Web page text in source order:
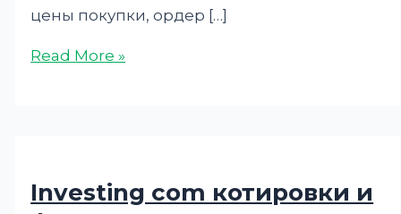
цены покупки, ордер […]
Read More »
Investing com котировки и